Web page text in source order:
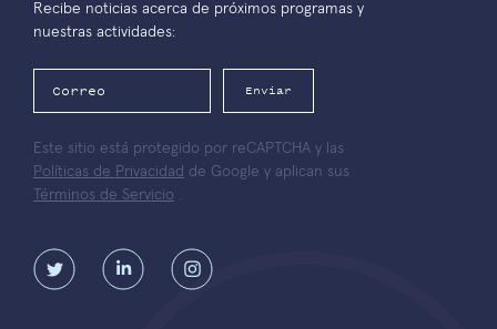
Recibe noticias acerca de próximos programas y
nuestras actividades:
Enviar
Este sitio está protegido por reCAPTCHA y las
Políticas de Privacidad de Google y aplican sus
Términos de Servicio .